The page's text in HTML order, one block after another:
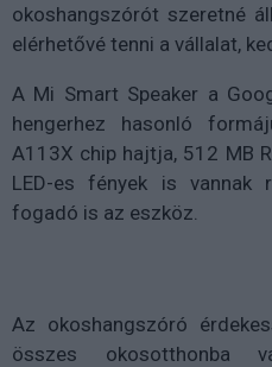
okoshangszórót szeretné
elérhetővé tenni a vállalat,
A Mi Smart Speaker a
hengerhez hasonló
A113X chip hajtja, 512 MB
LED-es fények is vannak
fogadó is az eszköz.
Az okoshangszóró
összes okosotthonba